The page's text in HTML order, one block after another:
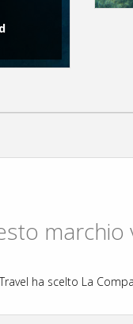
marchio
ha scelto La